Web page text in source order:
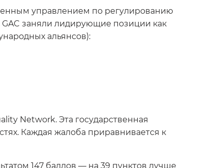
управлением по регулированию
заняли лидирующие позиции как
альянсов):
Network. Эта государственная
Каждая жалоба приравнивается к
147 баллов — на 39 пунктов лучше